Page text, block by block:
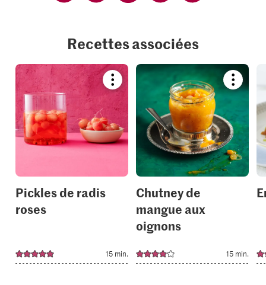
Recettes associées
Bookmark
recipe
add
to
your
collections.
Pickles de radis
roses
15 min.
recipe
to
your
Chutney de
mangue aux
oignons
15 min.